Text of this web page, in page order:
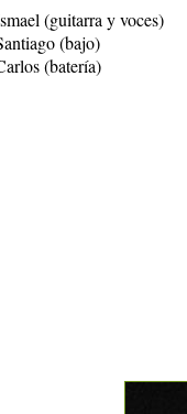
(guitarra y voces)
(bajo)
(batería)